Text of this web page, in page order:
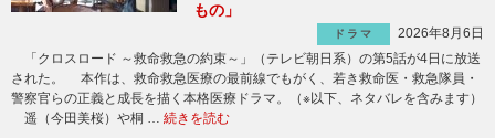
もの」
ドラマ
2026年8月6日
「クロスロード ～救命救急の約束～」（テレビ朝日系）の第5話が4日に放送
された。 本作は、救命救急医療の最前線でもがく、若き救命医・救急隊員・
警察官らの正義と成長を描く本格医療ドラマ。（※以下、ネタバレを含みます）
遥（今田美桜）や桐 … 続きを読む